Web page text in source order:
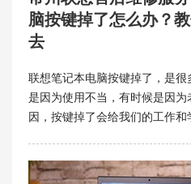
脑按键掉了怎么办？
去
联想笔记本电脑按键掉了，是
是因为使用不当，有时候是因
因，按键掉了会给我们的工作